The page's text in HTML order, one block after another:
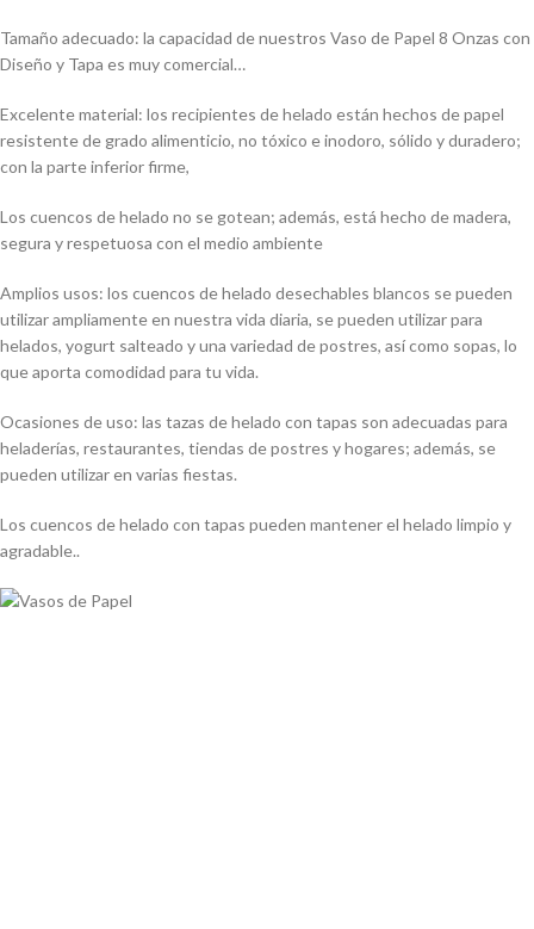
Tamaño adecuado: la capacidad de nuestros Vaso de Papel 8 Onzas con
Diseño y Tapa es muy comercial…
Excelente material: los recipientes de helado están hechos de papel
resistente de grado alimenticio, no tóxico e inodoro, sólido y duradero;
con la parte inferior firme,
Los cuencos de helado no se gotean; además, está hecho de madera,
segura y respetuosa con el medio ambiente
Amplios usos: los cuencos de helado desechables blancos se pueden
utilizar ampliamente en nuestra vida diaria, se pueden utilizar para
helados, yogurt salteado y una variedad de postres, así como sopas, lo
que aporta comodidad para tu vida.
Ocasiones de uso: las tazas de helado con tapas son adecuadas para
heladerías, restaurantes, tiendas de postres y hogares; además, se
pueden utilizar en varias fiestas.
Los cuencos de helado con tapas pueden mantener el helado limpio y
agradable..